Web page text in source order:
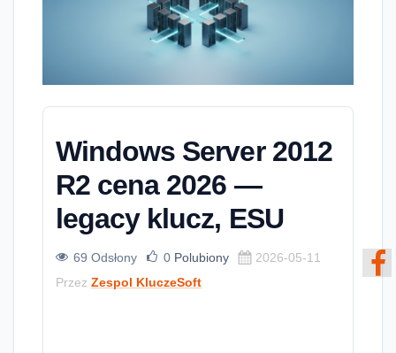
Windows Server 2012
R2 cena 2026 —
legacy klucz, ESU
69 Odsłony 0 Polubiony
2026-05-11
Przez Zespol KluczeSoft